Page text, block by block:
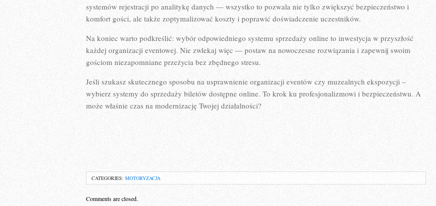
systemów rejestracji po analitykę danych — wszystko to pozwala nie tylko zwiększyć bezpieczeństwo i
komfort gości, ale także zoptymalizować koszty i poprawić doświadczenie uczestników.
Na koniec warto podkreślić: wybór odpowiedniego systemu sprzedaży online to inwestycja w przyszłość
każdej organizacji eventowej. Nie zwlekaj więc — postaw na nowoczesne rozwiązania i zapewnij swoim
gościom niezapomniane przeżycia bez zbędnego stresu.
Jeśli szukasz skutecznego sposobu na usprawnienie organizacji eventów czy muzealnych ekspozycji –
wybierz systemy do sprzedaży biletów dostępne online. To krok ku profesjonalizmowi i bezpieczeństwu. A
może właśnie czas na modernizację Twojej działalności?
CATEGORIES: MOTORYZACJA
Comments are closed.